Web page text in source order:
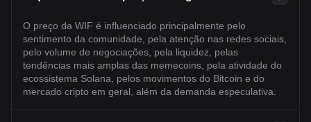
O preço da WIF é influenciado principalmente pelo
sentimento da comunidade, pela atenção nas redes sociais,
pelo volume de negociações, pela liquidez, pelas
tendências mais amplas das memecoins, pela atividade do
ecossistema Solana, pelos movimentos do Bitcoin e do
mercado cripto em geral, além da demanda especulativa.